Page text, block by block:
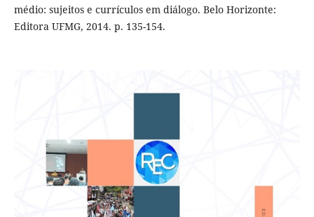
médio: sujeitos e currículos em diálogo. Belo Horizonte:
Editora UFMG, 2014. p. 135-154.